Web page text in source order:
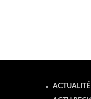
ACTUALITÉ